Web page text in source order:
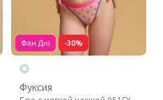
Фан Дні -30%
Фуксия